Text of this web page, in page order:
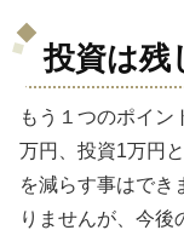
投資は残
もう１つのポイン
万円、投資1万円
を減らす事はでき
りませんが、今後